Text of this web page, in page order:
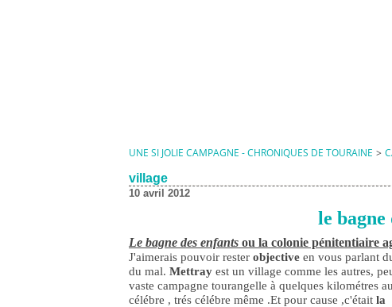
UNE SI JOLIE CAMPAGNE - CHRONIQUES DE TOURAINE >
village
10 avril 2012
le bagne
Le bagne des enfants ou la colonie pénitentiaire
J'aimerais pouvoir rester objective en vous parlant
du mal. Mettray est un village comme les autres,
vaste campagne tourangelle à quelques kilométres
célébre , trés célébre même .Et pour cause ,c'était la